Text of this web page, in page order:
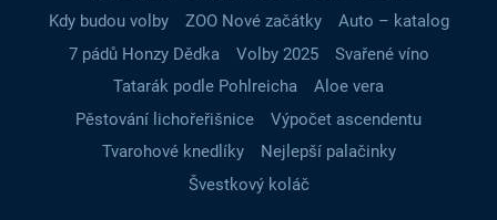
Kdy budou volby
ZOO Nové začátky
Auto – katalog
7 pádů Honzy Dědka
Volby 2025
Svařené víno
Tatarák podle Pohlreicha
Aloe vera
Pěstování lichořeřišnice
Výpočet ascendentu
Tvarohové knedlíky
Nejlepší palačinky
Švestkový koláč